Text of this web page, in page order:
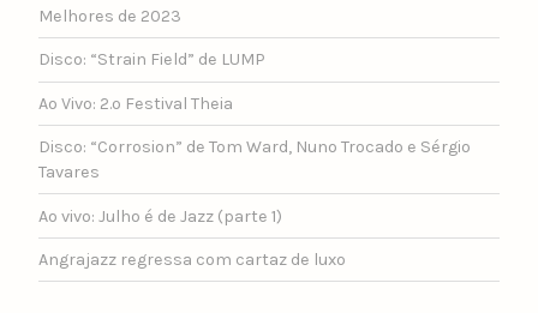
Melhores de 2023
Disco: “Strain Field” de LUMP
Ao Vivo: 2.º Festival Theia
Disco: “Corrosion” de Tom Ward, Nuno Trocado e Sérgio
Tavares
Ao vivo: Julho é de Jazz (parte 1)
Angrajazz regressa com cartaz de luxo